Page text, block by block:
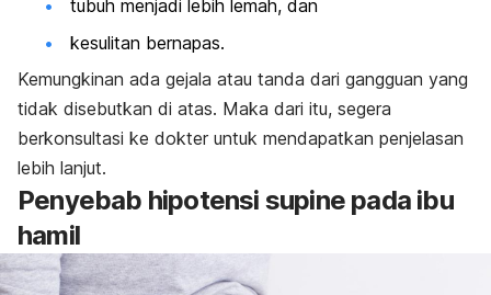
tubuh menjadi lebih lemah, dan
kesulitan bernapas.
Kemungkinan ada gejala atau tanda dari gangguan yang
tidak disebutkan di atas. Maka dari itu, segera
berkonsultasi ke dokter untuk mendapatkan penjelasan
lebih lanjut.
Penyebab hipotensi supine pada ibu
hamil